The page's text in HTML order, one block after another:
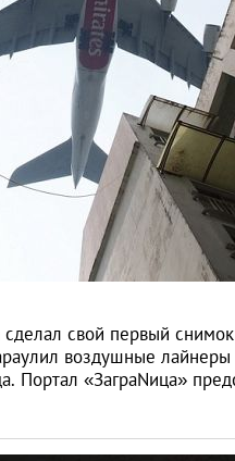
свой первый
воздушные лайнеры
Портал «ЗаграNица»